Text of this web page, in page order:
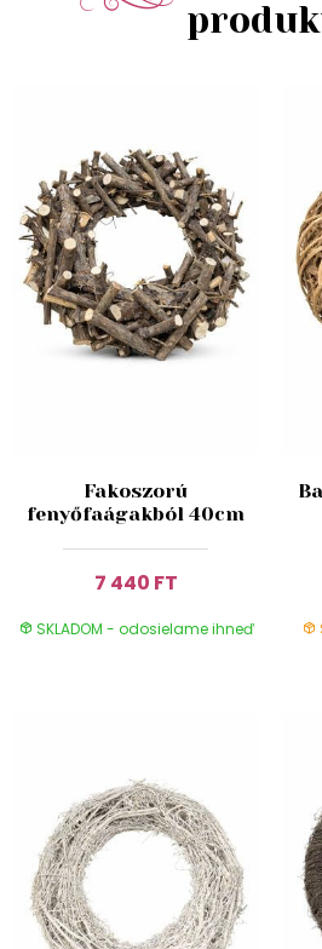
Fakoszorú
fenyőfaágakból 40cm
7 440 FT
SKLADOM - odosielame ihneď